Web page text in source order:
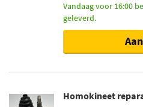
Niet op voorraad (35)
Op voorraad (33)
Vandaag voor 16:00
geleverd.
Homokineet